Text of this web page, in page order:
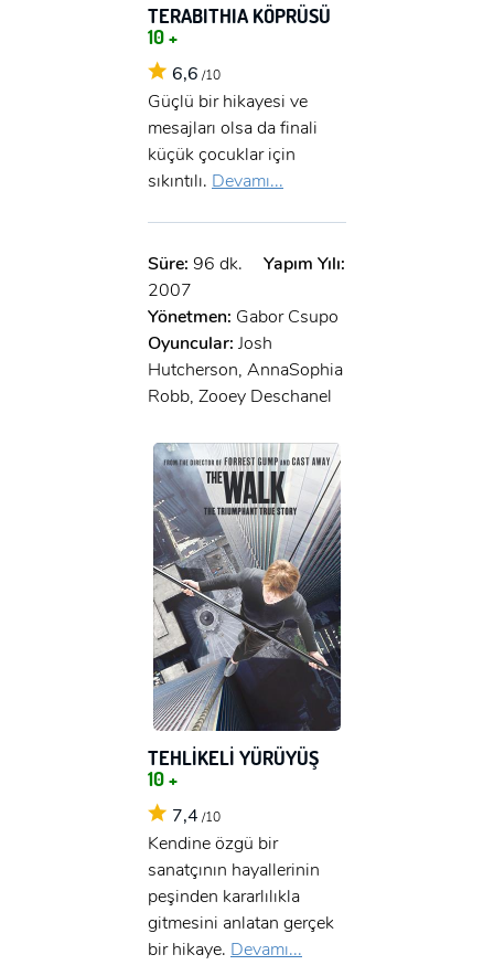
TERABITHIA KÖPRÜSÜ
10 +
6,6 /10
Güçlü bir hikayesi ve
mesajları olsa da finali
küçük çocuklar için
sıkıntılı. Devamı...
Süre: 96 dk.
Yapım Yılı:
2007
Yönetmen: Gabor Csupo
Oyuncular: Josh
Hutcherson, AnnaSophia
Robb, Zooey Deschanel
TEHLİKELİ YÜRÜYÜŞ
10 +
7,4 /10
Kendine özgü bir
sanatçının hayallerinin
peşinden kararlılıkla
gitmesini anlatan gerçek
bir hikaye. Devamı...